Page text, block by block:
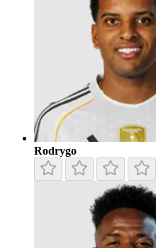
Rodrygo